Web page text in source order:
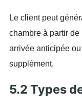
Le client peut
chambre à partir
arrivée anticipée
supplément.
5.2 Types